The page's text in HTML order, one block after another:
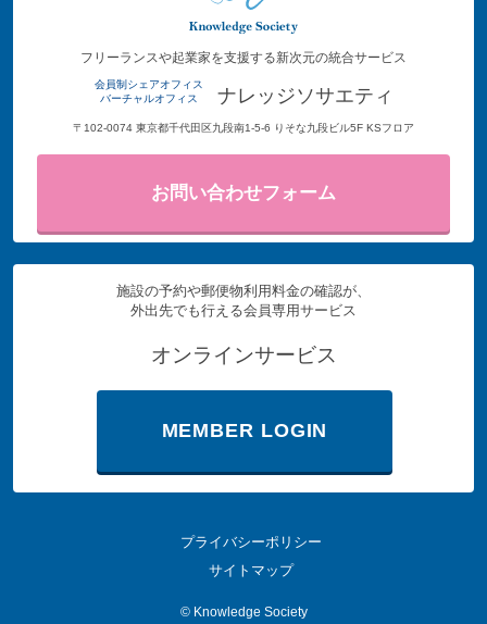
フリーランスや起業家を支援する新次元の統合サービス
会員制シェアオフィス
バーチャルオフィス
ナレッジソサエティ
〒102-0074 東京都千代田区九段南1-5-6 りそな九段ビル5F KSフロア
お問い合わせフォーム
施設の予約や郵便物利用料金の確認が、
外出先でも行える会員専用サービス
オンラインサービス
MEMBER LOGIN
プライバシーポリシー
サイトマップ
© Knowledge Society